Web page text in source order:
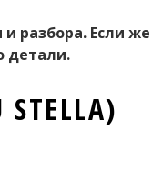
разбора. Если же
детали.